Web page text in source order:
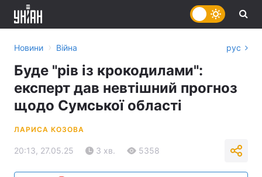
Новини › Війна рус
Буде "рів із крокодилами":
експерт дав невтішний прогноз
щодо Сумської області
ЛАРИСА КОЗОВА
20:13, 27.05.25 3 хв. 5358